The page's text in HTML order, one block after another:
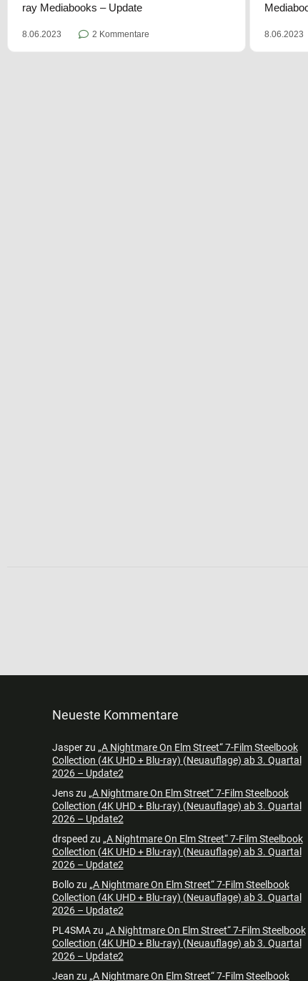
ray Mediabooks – Update
8.06.2023 2 Kommentare 8.06.2023
Neueste Kommentare
Jasperzu „A Nightmare On Elm Street“ 7-Film Steelbook
Collection (4K UHD + Blu-ray) (Neuauflage) ab 3. Quartal
2026 – Update2
Jenszu „A Nightmare On Elm Street“ 7-Film Steelbook
Collection (4K UHD + Blu-ray) (Neuauflage) ab 3. Quartal
2026 – Update2
drspeed zu „A Nightmare On Elm Street“ 7-Film Steelbook
Collection (4K UHD + Blu-ray) (Neuauflage) ab 3. Quartal
2026 – Update2
Bollozu „A Nightmare On Elm Street“ 7-Film Steelbook
Collection (4K UHD + Blu-ray) (Neuauflage) ab 3. Quartal
2026 – Update2
PL4SMAzu „A Nightmare On Elm Street“ 7-Film Steelbook
Collection (4K UHD + Blu-ray) (Neuauflage) ab 3. Quartal
2026 – Update2
Jean zu „A Nightmare On Elm Street“ 7-Film Steelbook